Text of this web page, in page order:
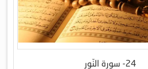
24- سورة النّور